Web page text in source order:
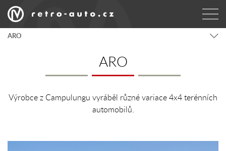
ARO
ARO
Výrobce z Campulungu vyráběl různé variace 4x4 terénních
automobilů.